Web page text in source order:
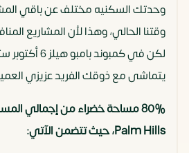
وحدتك السكنيه مختلف عن باقي
وقتنا الحالي، وهذا لأن المشاريع
لكن في كمبوند
يتماشى مع ذوقك الفريد عزيزي
Palm Hills، حيث تتضمن الآتي: